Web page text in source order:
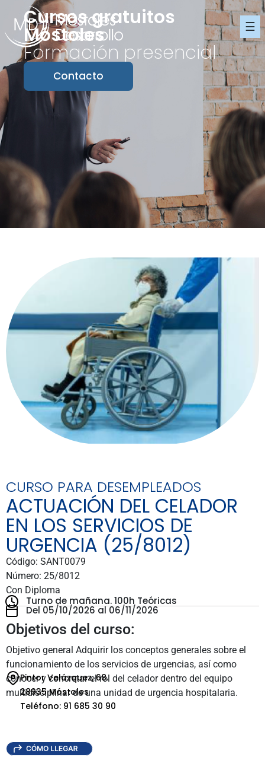
☰
Cursos gratuitos
Móstoles
Formación presencial
Contacto
CURSO PARA DESEMPLEADOS
ACTUACIÓN DEL CELADOR
EN LOS SERVICIOS DE
URGENCIA (25/8012)
Código: SANT0079
Número: 25/8012
Con Diploma
Del 05/10/2026 al 06/11/2026
Turno de mañana.100h Teóricas
Objetivos del curso:
Objetivo general Adquirir los conceptos generales sobre el
funcionamiento de los servicios de urgencias, así como
conocer y concretar el rol del celador dentro del equipo
multidisciplinar de una unidad de urgencia hospitalaria.
Pintor Velázquez, 68.
28935 Móstoles
Teléfono: 91 685 30 90